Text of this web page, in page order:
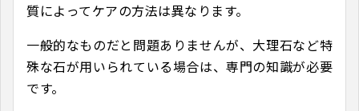
質によってケアの方法は異なります。
一般的なものだと問題ありませんが、大理石など特
殊な石が用いられている場合は、専門の知識が必要
です。